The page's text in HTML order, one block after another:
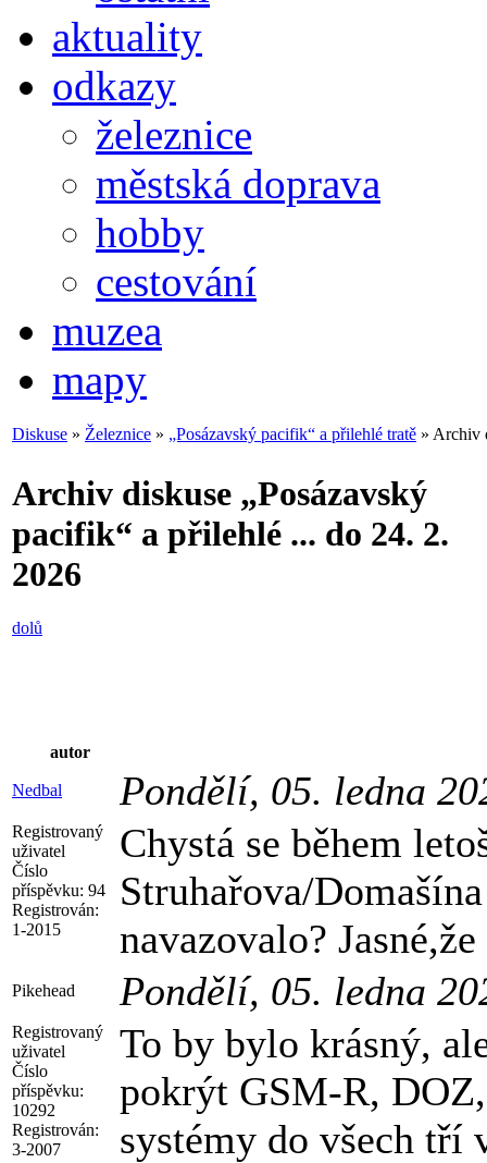
aktuality
odkazy
železnice
městská doprava
hobby
cestování
muzea
mapy
Diskuse » Železnice » „Posázavský pacifik“ a přilehlé tratě » Archiv
Archiv diskuse „Posázavský
pacifik“ a přilehlé ... do 24. 2.
2026
dolů
autor
Nedbal Pondělí, 05. ledna
Registrovaný
uživatel
Číslo
příspěvku: 94
Registrován:
1-2015
Chystá se během
Struhařova/
navazovalo?
Pikehead Pondělí, 05. ledna
Registrovaný
uživatel
Číslo
příspěvku:
10292
Registrován:
3-2007
To by bylo krásný,
pokrýt GSM-R,
systémy do všech tří